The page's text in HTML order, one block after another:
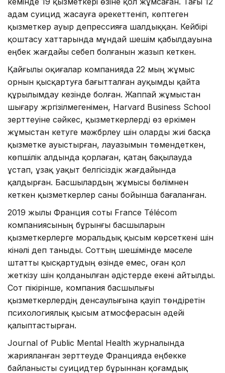
адам суицид жасауға әрекеттеніп, көптеген
қызметкер ауыр депрессияға шалдыққан. Кейбірі
қоштасу хаттарында мұндай шешім қабылдауына
еңбек жағдайы себеп болғанын жазып кеткен.
Қайғылы оқиғалар компанияда 22 мың жұмыс
орнын қысқартуға бағытталған ауқымды қайта
құрылымдау кезінде болған. Жаппай жұмыстан
шығару жүргізілмегенімен, Harvard Business School
зерттеуіне сәйкес, қызметкерлерді өз еркімен
жұмыстан кетуге мәжбүрлеу үшін оларды жиі басқа
қызметке ауыстырған, лауазымын төмендеткен,
көпшілік алдында қорлаған, қатаң бақылауда
ұстап, ұзақ уақыт белгісіздік жағдайында
қалдырған. Басшылардың жұмысы бөлімнен
кеткен қызметкерлер саны бойынша бағаланған.
2019 жылы Франция соты France Télécom
компаниясының бұрынғы басшыларын
қызметкерлерге моральдық қысым көрсеткені үшін
кінәлі деп таныды. Соттың шешімінде мәселе
штатты қысқартудың өзінде емес, оған қол
жеткізу үшін қолданылған әдістерде екені айтылды.
Сот пікірінше, компания басшылығы
қызметкерлердің денсаулығына қауіп төндіретін
психологиялық қысым атмосферасын әдейі
қалыптастырған.
Journal of Public Mental Health журналында
жарияланған зерттеуде Францияда еңбекке
байланысты суицидтер бұрыннан қоғамдық